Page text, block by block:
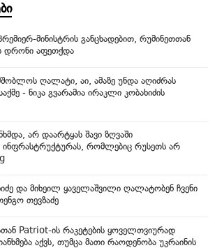
მინისტრის განცხადებით, რუმინეთთან
დრონი აფეთქდა
ღალატი, აი, ამაზე უნდა აღიძრას
- ნიკა გვარამია ირაკლი კობახიძის
არ დაარტყას შავი ზღვაში
ინფრასტრუქტურას, რომლებიც რუსეთს არ
და მიხეილ ყაველაშვილი ღალატობენ ჩვენი
თევზაძე
Patriot-ის რაკეტების ყოველთვიურად
აქვს, თუმცა მათი რაოდენობა უკრაინის